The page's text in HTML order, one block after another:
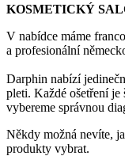
KOSMETICKÝ
V nabídce máme
a profesionální
Darphin nabízí
pleti. Každé ošetření
vybereme správnou
Někdy možná nevíte,
produkty vybrat.